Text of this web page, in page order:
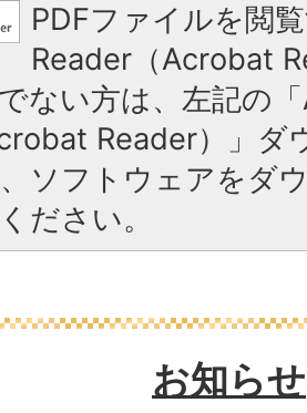
PDFファイルを閲
Reader（Acrobat
ない方は、左記の
Reader）」ダ
ソフトウェアをダ
ださい。
お知らせ